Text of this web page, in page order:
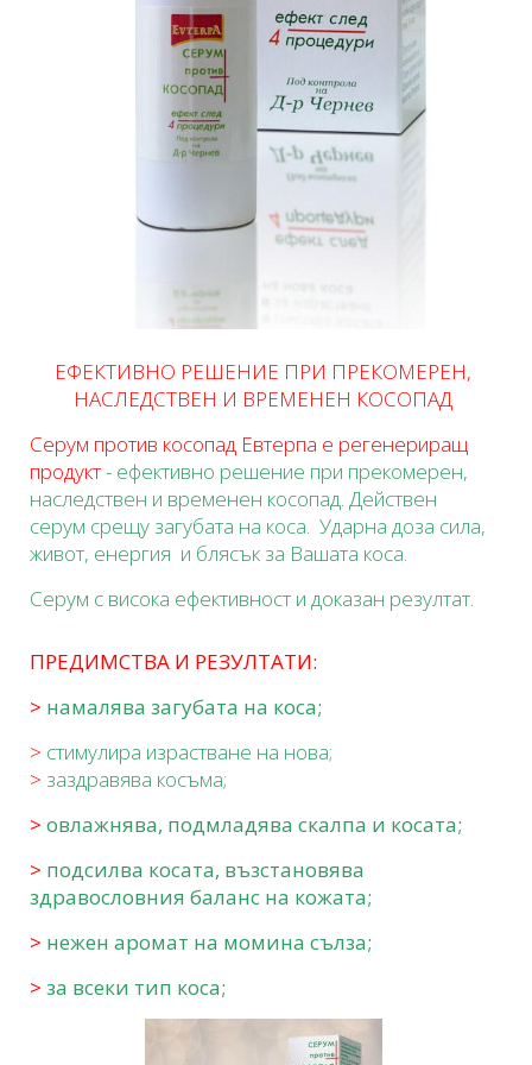
ЕФЕКТИВНО РЕШЕНИЕ ПРИ ПРЕКОМЕРЕН,
НАСЛЕДСТВЕН И ВРЕМЕНЕН КОСОПАД
Серум против косопад Евтерпа е регенериращ
продукт- ефективно решение при прекомерен,
наследствен и временен косопад. Действен
серум срещу загубата на коса. Ударна доза сила,
живот, енергия и блясък за Вашата коса.
Серум с висока ефективност и доказан резултат.
ПРЕДИМСТВА И РЕЗУЛТАТИ:
> намалява загубата на коса;
> стимулира израстване на нова;
> заздравява косъма;
> овлажнява, подмладява скалпа и косата;
> подсилва косата, възстановява
здравословния баланс на кожата;
> нежен аромат на момина сълза;
> за всеки тип коса;